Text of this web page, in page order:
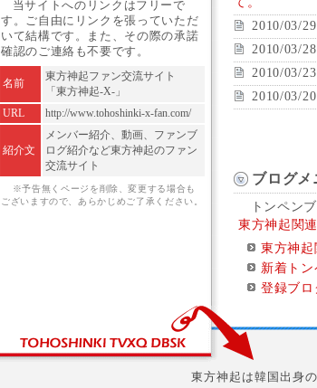
2010/03/
2010/03/
2010/03/
2010/03/
ブログメ
トンペン
東方神起関
東方神
新着ト
登録ブ
当サイトへのリンクはフリーで
す。ご自由にリンクを張っていただ
いて結構です。また、その際の承諾
確認のご連絡も不要です。
名前
東方神起ファン交流サイト
「東方神起-X-」
URL
http://www.tohoshinki-x-fan.com/
紹介文
メンバー紹介、動画、ファンブ
ログ紹介など東方神起のファン
交流サイト
※予告無くページを削除、変更する場合も
ございますので、あらかじめご了承ください。
東方神起は韓国出身